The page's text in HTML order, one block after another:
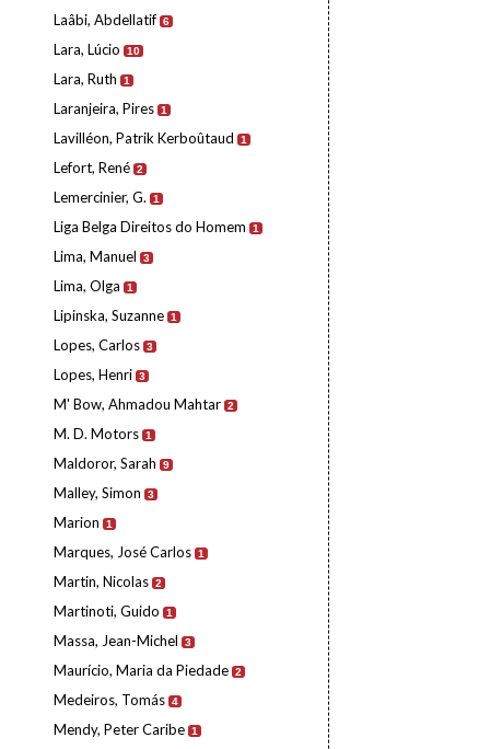
Laâbi, Abdellatif 6
Lara, Lúcio 10
Lara, Ruth 1
Laranjeira, Pires 1
Lavilléon, Patrik Kerboûtaud 1
Lefort, René 2
Lemercinier, G. 1
Liga Belga Direitos do Homem 1
Lima, Manuel 3
Lima, Olga 1
Lipinska, Suzanne 1
Lopes, Carlos 3
Lopes, Henri 3
M' Bow, Ahmadou Mahtar 2
M. D. Motors 1
Maldoror, Sarah 9
Malley, Simon 3
Marion 1
Marques, José Carlos 1
Martin, Nicolas 2
Martinoti, Guido 1
Massa, Jean-Michel 3
Maurício, Maria da Piedade 2
Medeiros, Tomás 4
Mendy, Peter Caribe 1